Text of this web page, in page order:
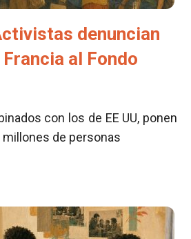
denuncian
al Fondo
con los de EE UU, ponen
millones de personas